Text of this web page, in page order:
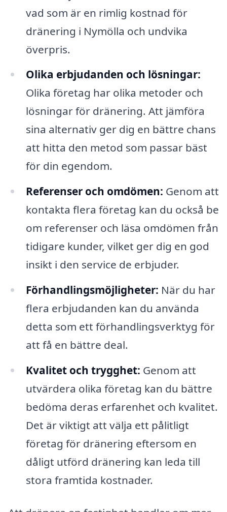
vad som är en rimlig kostnad för
dränering i Nymölla och undvika
överpris.
Olika erbjudanden och lösningar:
Olika företag har olika metoder och
lösningar för dränering. Att jämföra
sina alternativ ger dig en bättre chans
att hitta den metod som passar bäst
för din egendom.
Referenser och omdömen: Genom att
kontakta flera företag kan du också be
om referenser och läsa omdömen från
tidigare kunder, vilket ger dig en god
insikt i den service de erbjuder.
Förhandlingsmöjligheter: När du har
flera erbjudanden kan du använda
detta som ett förhandlingsverktyg för
att få en bättre deal.
Kvalitet och trygghet: Genom att
utvärdera olika företag kan du bättre
bedöma deras erfarenhet och kvalitet.
Det är viktigt att välja ett pålitligt
företag för dränering eftersom en
dåligt utförd dränering kan leda till
stora framtida kostnader.